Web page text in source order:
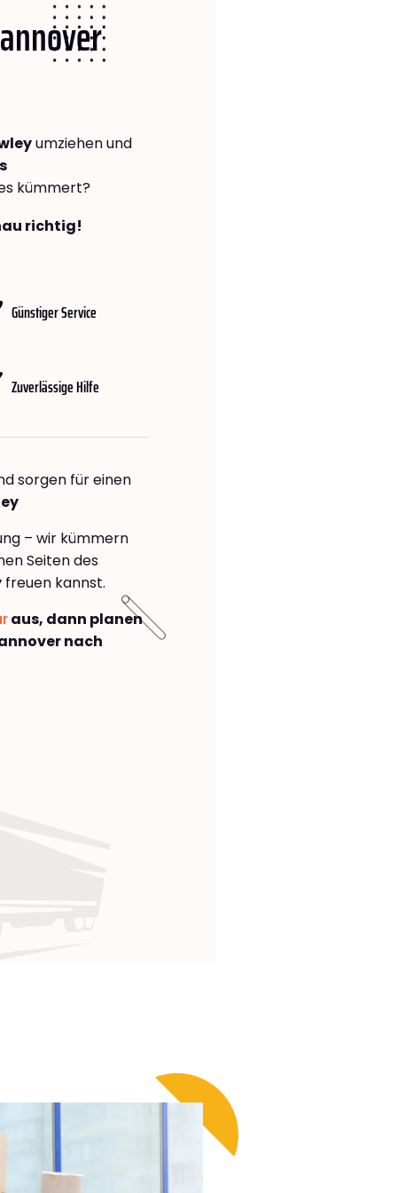
umziehen und
kümmert?
richtig!
Günstiger Service
Zuverlässige Hilfe
sorgen für einen
– wir kümmern
Seiten des
freuen kannst.
aus, dann planen
nach